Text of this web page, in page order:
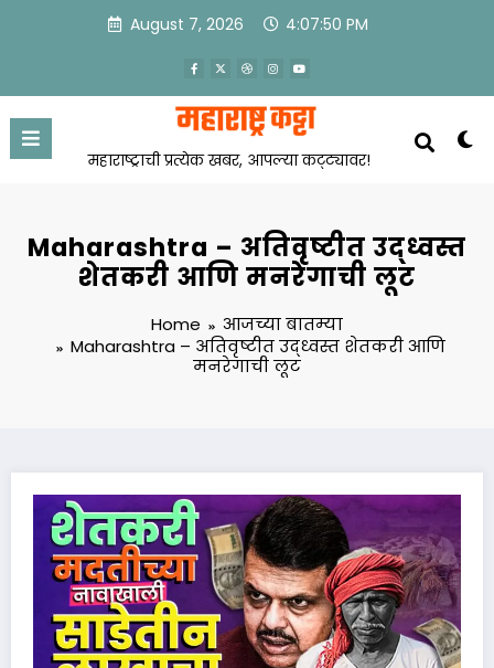
August 7, 2026 4:07:51 PM
महाराष्ट्राची प्रत्येक खबर, आपल्या कट्ट्यावर!
Maharashtra – अतिवृष्टीत उद्ध्वस्त
शेतकरी आणि मनरेगाची लूट
Home
आजच्या बातम्या
Maharashtra – अतिवृष्टीत उद्ध्वस्त शेतकरी आणि
मनरेगाची लूट